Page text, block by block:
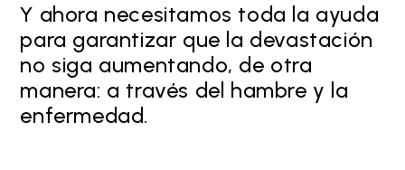
Y ahora necesitamos toda la ayuda
para garantizar que la devastación
no siga aumentando, de otra
manera: a través del hambre y la
enfermedad.